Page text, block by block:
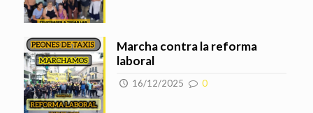
Marcha contra la reforma
laboral
16/12/2025 0